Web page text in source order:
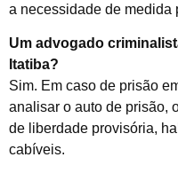
a necessidade de medida
Um advogado
Itatiba?
Sim. Em caso de prisão
analisar o auto de prisão,
de liberdade provisória,
cabíveis.